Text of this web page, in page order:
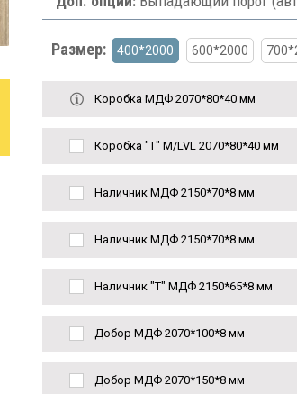
Размер: 400*2000 600*2000
Коробка МДФ 2070*80*40 мм
Коробка "Т" M/LVL 2070*80*40 мм
Наличник МДФ 2150*70*8 мм
Наличник МДФ 2150*70*8 мм
Наличник "Т" МДФ 2150*65*8 мм
Добор МДФ 2070*100*8 мм
Добор МДФ 2070*150*8 мм